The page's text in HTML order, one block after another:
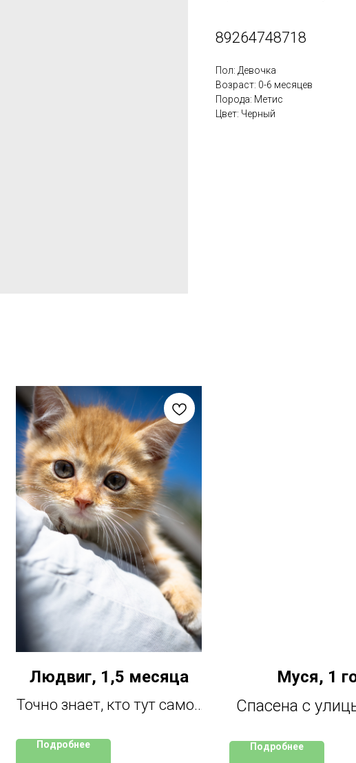
89264748718
Пол: Девочка
Возраст: 0-6 месяцев
Порода: Метис
Цвет: Черный
Людвиг, 1,5 месяца
Точно знает, кто тут самое
Задорный уверенный
Подробнее
Муся, 1
Спасена с
поверит в нее.
Подробнее